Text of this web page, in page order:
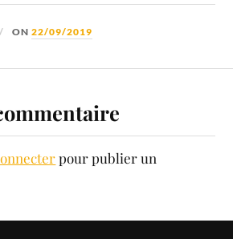
ON22/09/2019
pour publier un